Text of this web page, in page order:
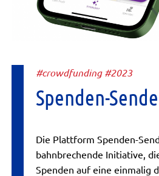
#crowdfunding #2023
Spenden-
Die Plattform Spenden-
bahnbrechende Initiative,
Spenden auf eine einmalig